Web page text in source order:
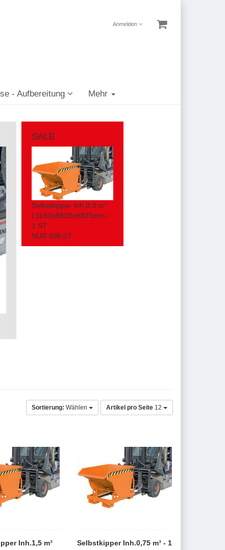
Anmelden
- Aufbereitung Mehr
SALE
Selbstkipper Inh.0,3 m³
L1160xB820xH825mm -
1 ST
NUR 896,07
Sortierung: Wählen Artikel pro Seite 12
Inh.1,5 m³
Selbstkipper Inh.0,75 m³ - 1